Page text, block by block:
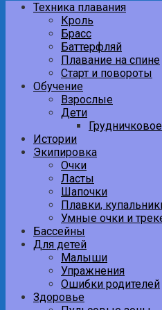
Техника плавания
Кроль
Брасс
Баттерфляй
Плавание на спине
Старт и повороты
Обучение
Взрослые
Дети
Грудничковое
Истории
Экипировка
Очки
Ласты
Шапочки
Плавки,
Умные очки и
Бассейны
Для детей
Малыши
Упражнения
Ошибки родителей
Здоровье